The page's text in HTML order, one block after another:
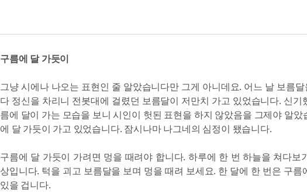
구름에 달 가듯이
그냥 시에나 나오는 표현인 줄 알았습니다만 그게 아니데요. 어느 날 보름
다 정신을 차리니 전봇대에 걸렸던 보름달이 저만치 가고 있었습니다. 신기
름에 달이 가는 모습을 보니 시인이 헛된 표현을 하지 않았음을 그제야 알았
에 달 가듯이 가고 있었습니다. 잠시나마 나그네의 심정이 됐습니다.
구름에 달 가듯이 가려면 멍을 때려야 합니다. 하루에 한 번 하늘을 쳐다보
상입니다. 턱을 괴고 보름달을 보며 멍을 때려 보세요. 한 달에 한 번은 구름
있을 겁니다.